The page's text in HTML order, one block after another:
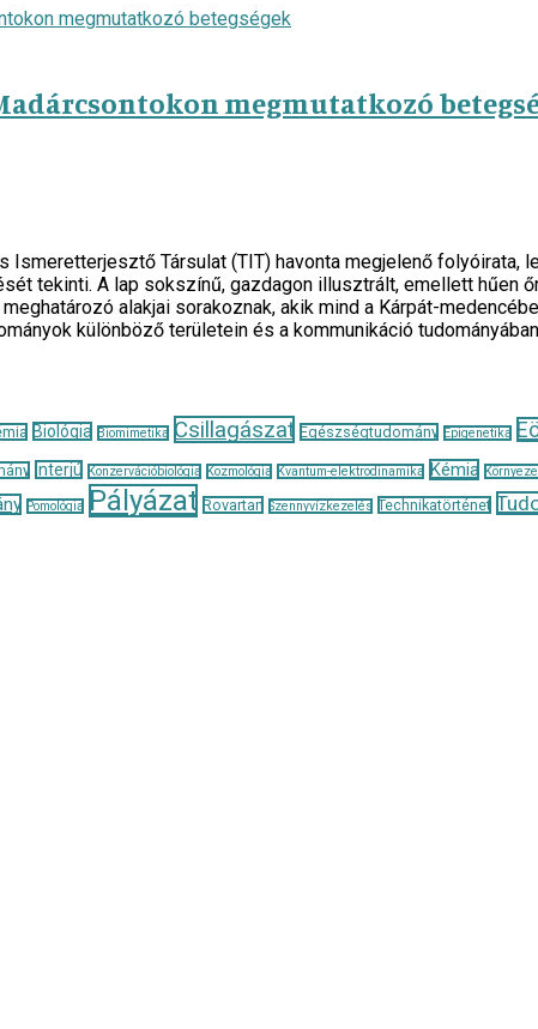
megmutatkozó
Ismeretterjesztő Társulat (TIT) havonta megjelenő
tekinti. A lap sokszínű, gazdagon illusztrált, emellett
alakjai sorakoznak, akik mind a Kárpát-
különböző területein és a kommunikáció
Biológia Biomimetika Csillagászat Egészségtudomány Epigenetika
Interjú Konzervációbiológia Kozmológia Kvantum-elektrodinamika Kémia
Pomológia Pályázat Rovartan Szennyvízkezelés Technikatörténet